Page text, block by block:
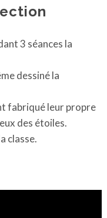
3 séances la
dessiné la
fabriqué leur propre
des étoiles.
classe.